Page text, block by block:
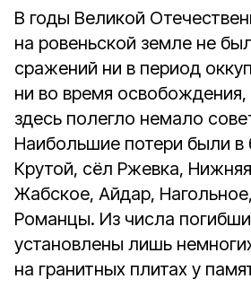
В годы Великой
на ровеньской земле не
сражений ни в период
ни во время
здесь полегло немало
Наибольшие потери были в
Крутой, сёл Ржевка,
Жабское, Айдар,
Романцы. Из числа
установлены лишь
на гранитных плитах у